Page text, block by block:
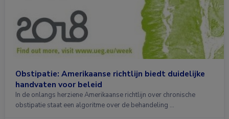
Obstipatie: Amerikaanse richtlijn biedt duidelijke
handvaten voor beleid
In de onlangs herziene Amerikaanse richtlijn over chronische
obstipatie staat een algoritme over de behandeling …